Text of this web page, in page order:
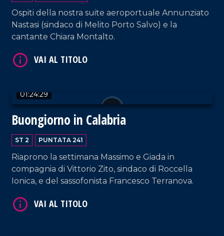
Ospiti della nostra suite aeroportuale Annunziato
Nastasi (sindaco di Melito Porto Salvo) e la
cantante Chiara Montalto.
01:24:29
Buongiorno in Calabria
ST 2 PUNTATA 241
Riaprono la settimana Massimo e Giada in
compagnia di Vittorio Zito, sindaco di Roccella
Ionica, e del sassofonista Francesco Terranova.